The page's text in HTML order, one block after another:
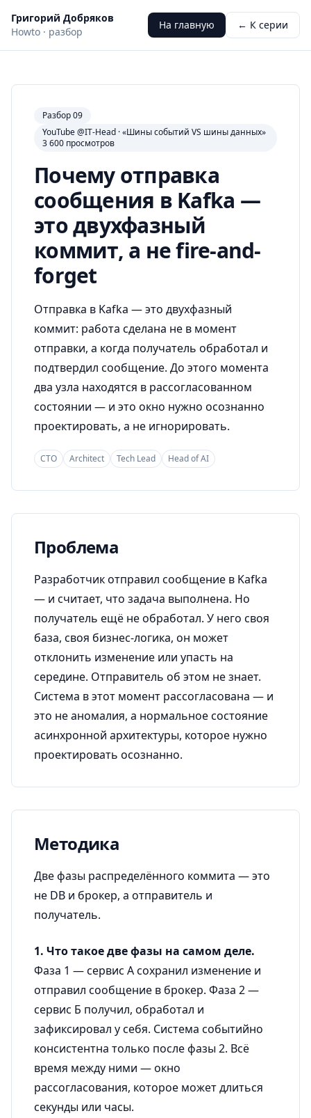
Григорий Добряков
Howto · разбор
На главную ← К серии
Разбор 09
YouTube @IT-Head · «Шины событий VS шины данных»
3 600 просмотров
Почему отправка
сообщения в Kafka —
это двухфазный
коммит, а не fire-and-
forget
Отправка в Kafka — это двухфазный
коммит: работа сделана не в момент
отправки, а когда получатель обработал и
подтвердил сообщение. До этого момента
два узла находятся в рассогласованном
состоянии — и это окно нужно осознанно
проектировать, а не игнорировать.
CTO Architect Tech Lead Head of AI
Проблема
Разработчик отправил сообщение в Kafka
— и считает, что задача выполнена. Но
получатель ещё не обработал. У него своя
база, своя бизнес-логика, он может
отклонить изменение или упасть на
середине. Отправитель об этом не знает.
Система в этот момент рассогласована — и
это не аномалия, а нормальное состояние
асинхронной архитектуры, которое нужно
проектировать осознанно.
Методика
Две фазы распределённого коммита — это
не DB и брокер, а отправитель и
получатель.
1. Что такое две фазы на самом деле.
Фаза 1 — сервис А сохранил изменение и
отправил сообщение в брокер. Фаза 2 —
сервис Б получил, обработал и
зафиксировал у себя. Система событийно
консистентна только после фазы 2. Всё
время между ними — окно
рассогласования, которое может длиться
секунды или часы.